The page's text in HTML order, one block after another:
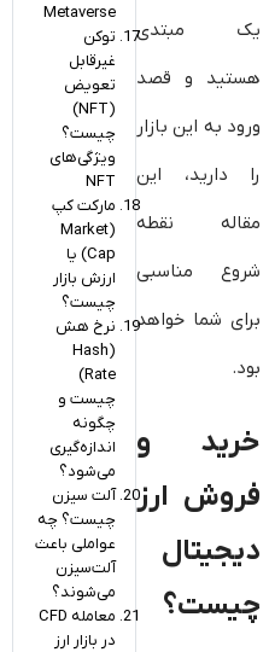
یک مبتدی
هستید و قصد
ورود به این بازار
را دارید، این
مقاله نقطه
شروع مناسبی
برای شما خواهد
بود.
خرید و
فروش ارز
دیجیتال
چیست؟
Metaverse
توکن‌
غیرقابل
تعویض
(NFT)
چیست؟
ویژگی‌های
NFT
مارکت کپ
(Market
Cap) یا
ارزش بازار
چیست؟
نرخ هش
(Hash
Rate)
چیست و
چگونه
اندازه‌گیری
می‌شود؟
آلت سیزن
چیست؟ چه
عواملی باعث
آلت‌سیزن
می‌شوند؟
معامله CFD
در بازار ارز